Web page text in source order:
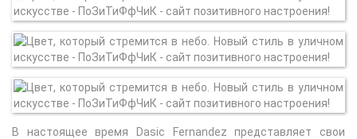
В настоящее время Dasic Fernandez представляет свои